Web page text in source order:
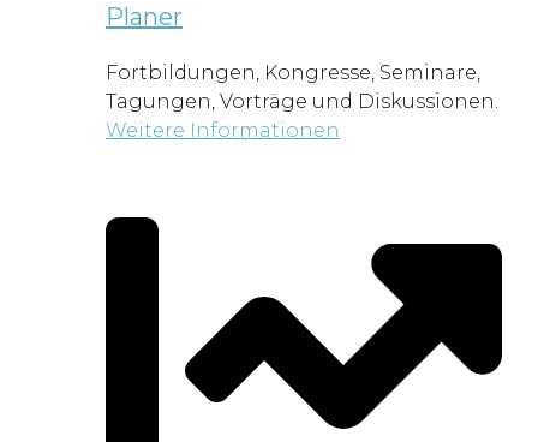
Planer
Fortbildungen, Kongresse, Seminare,
Tagungen, Vorträge und Diskussionen.
Weitere Informationen